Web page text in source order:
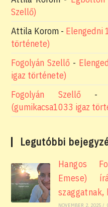
Szellő)
Attila Korom- Elengedni
története)
Fogolyán Szellő -
igaz története)
Fogolyán Szellő
(gumikacsa1033 igaz
Legutóbbi
Hangos
Emese)
NOVEMBER 2, 2025 /